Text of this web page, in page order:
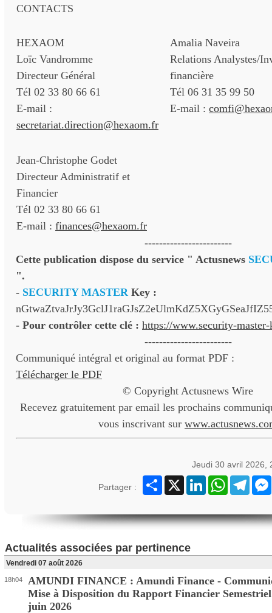
CONTACTS
HEXAOM
Loïc Vandromme
Directeur Général
Tél 02 33 80 66 61
E-mail :
secretariat.direction@hexaom.fr
Amalia Naveira
Relations Analystes/
financière
Tél 06 31 35 99 50
E-mail :
Jean-Christophe Godet
Directeur Administratif et
Financier
Tél 02 33 80 66 61
E-mail : finances@hexaom.fr
------------------------
Cette publication dispose du service " Actusnews
".
- SECURITY MASTERKey :
- Pour contrôler cette clé : https://www.security-master-
------------------------
Communiqué intégral et original au format PDF :
Télécharger le PDF
© Copyright Actusnews Wire
Recevez gratuitement par email les prochains
vous inscrivant sur
Jeudi 30 avril 2026,
Partager :
Partager
X LinkedInWhatsApp
Actualités associées par pertinence
Vendredi 07 août 2026
18h04
AMUNDI FINANCE : Amundi Finance -
Mise à Disposition du Rapport Financier
juin 2026